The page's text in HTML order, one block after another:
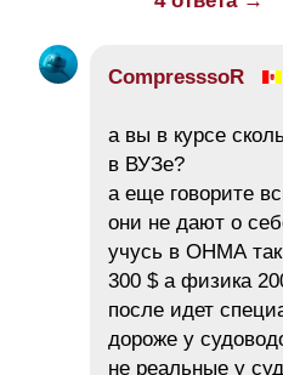
CompresssoR
а вы в курсе
в ВУЗе?
а еще говорите
они не дают о
учусь в ОНМА
300 $ а физика
после идет
дороже у
не реальные у